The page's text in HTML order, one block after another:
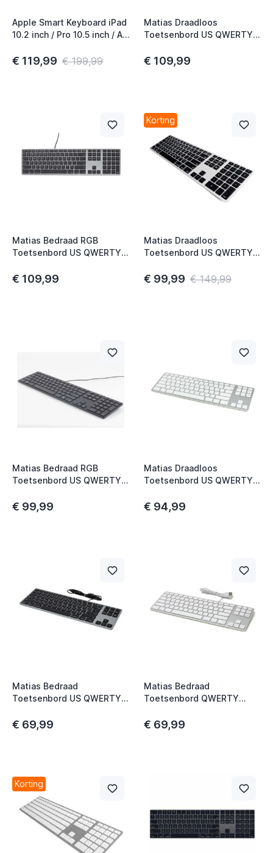
Apple Smart Keyboard iPad
10.2 inch / Pro 10.5 inch / Air
US Black
€ 119,99 € 199,99
Matias Draadloos
Toetsenbord US QWERTY
€ 109,99
Matias Bedraad RGB
Toetsenbord US QWERTY
€ 109,99
Korting
Matias Draadloos
Toetsenbord US QWERTY
MacBook zwart/zilver
€ 99,99 € 149,99
Matias Bedraad RGB
Toetsenbord US QWERTY
€ 99,99
Matias Draadloos
Toetsenbord US QWERTY
MacBook zilver
€ 94,99
Matias Bedraad
Toetsenbord US QWERTY
MacBook space grey
€ 69,99
Matias Bedraad
Toetsenbord QWERTY
€ 69,99
Korting